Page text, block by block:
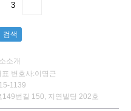
3
소개
변호사:이명근
1139
번길 150, 지연빌딩 202호